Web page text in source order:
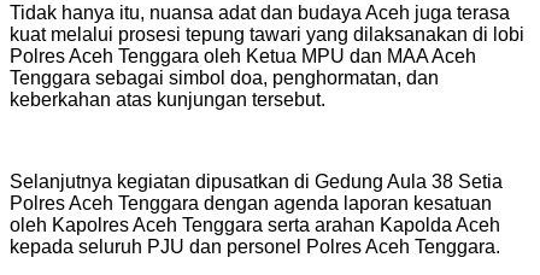
Tidak hanya itu, nuansa adat dan budaya Aceh juga terasa
kuat melalui prosesi tepung tawari yang dilaksanakan di lobi
Polres Aceh Tenggara oleh Ketua MPU dan MAA Aceh
Tenggara sebagai simbol doa, penghormatan, dan
keberkahan atas kunjungan tersebut.
Selanjutnya kegiatan dipusatkan di Gedung Aula 38 Setia
Polres Aceh Tenggara dengan agenda laporan kesatuan
oleh Kapolres Aceh Tenggara serta arahan Kapolda Aceh
kepada seluruh PJU dan personel Polres Aceh Tenggara.